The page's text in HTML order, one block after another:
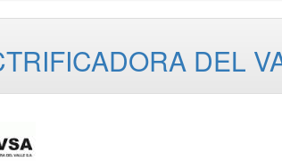
DEL